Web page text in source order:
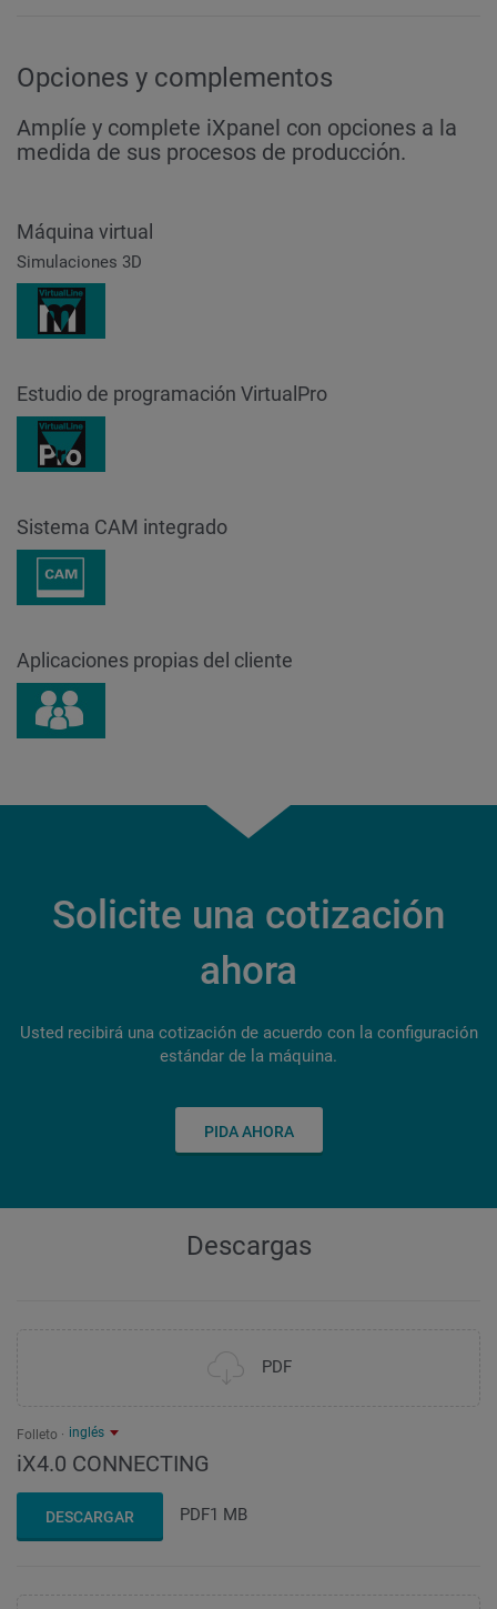
Opciones y complementos
Amplíe y complete iXpanel con opciones a la
medida de sus procesos de producción.
Máquina virtual
Simulaciones 3D
Estudio de programación VirtualPro
Sistema CAM integrado
Aplicaciones propias del cliente
Solicite una cotización
ahora
Usted recibirá una cotización de acuerdo con la configuración
estándar de la máquina.
PIDA AHORA
Descargas
PDF
Folleto inglés
iX4.0 CONNECTING
DESCARGAR PDF1 MB